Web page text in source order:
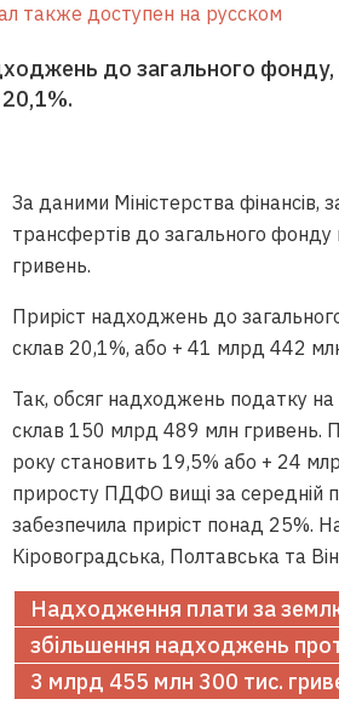
также доступен на русском
до загального
За даними Міністерства
трансфертів до загального
гривень.
Приріст надходжень до
склав 20,1%, або + 41 млрд 442
Так, обсяг надходжень податку на
склав 150 млрд 489 млн гривень.
року становить 19,5% або + 24
приросту ПДФО вищі за середній
забезпечила приріст понад 25%.
Кіровоградська, Полтавська та
Надходження плати за
збільшення надходжень
3 млрд 455 млн 300 тис.